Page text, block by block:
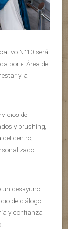
N°10 será
por el Área de
y la
de
y brushing,
centro,
un desayuno
de diálogo
y confianza